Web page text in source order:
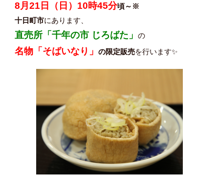
8月21日（日）10時45分頃～※
十日町市にあります、
直売所「千年の市 じろばた」 の
名物「そばいなり」 の限定販売を行います✨